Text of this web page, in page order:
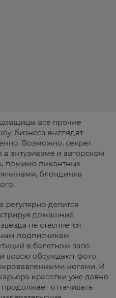
все прочие
бизнеса выглядят
Возможно, секрет
энтузиазме и авторском
помимо пикантных
блондинка
регулярно делится
домашние
не стесняется
подписчикам
в балетном зале.
вовсю обсуждают фото
ногами. И
красотки уже давно
оттачивать